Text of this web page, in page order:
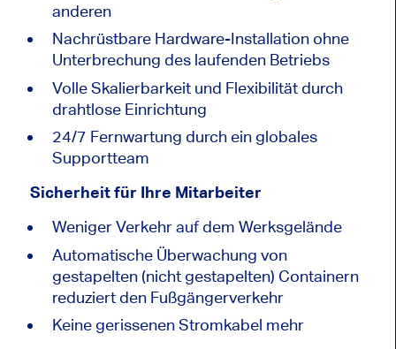
anderen
Nachrüstbare Hardware-Installation ohne
Unterbrechung des laufenden Betriebs
Volle Skalierbarkeit und Flexibilität durch
drahtlose Einrichtung
24/7 Fernwartung durch ein globales
Supportteam
Sicherheit für Ihre Mitarbeiter
Weniger Verkehr auf dem Werksgelände
Automatische Überwachung von
gestapelten (nicht gestapelten) Containern
reduziert den Fußgängerverkehr
Keine gerissenen Stromkabel mehr